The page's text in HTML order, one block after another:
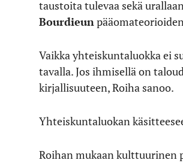
taustoita tulevaa sekä
Bourdieun
Vaikka yhteiskuntaluokka ei
tavalla. Jos ihmisellä on
kirjallisuuteen, Roiha sanoo.
Yhteiskuntaluokan
Roihan mukaan kulttuurinen